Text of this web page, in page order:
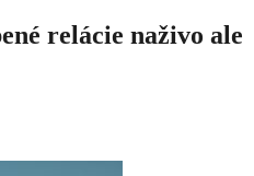
relácie naživo ale